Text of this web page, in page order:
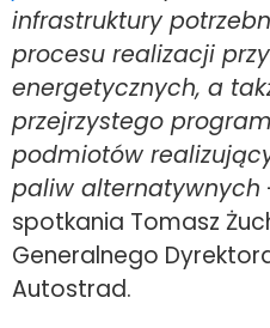
infrastruktury
procesu realizacji
energetycznych, a
przejrzystego
podmiotów
paliw alternatywnych
spotkania Tomasz
Generalnego
Autostrad.